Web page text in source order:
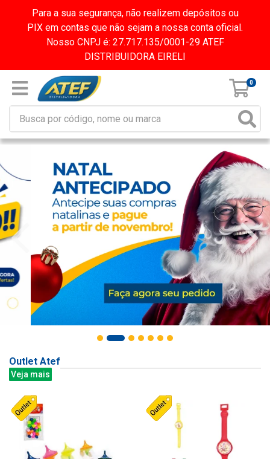
Para a sua segurança, não realizem depósitos ou
PIX em contas que não sejam a nossa conta oficial.
Nosso CNPJ é: 27.717.135/0001-29 ATEF
DISTRIBUIDORA EIRELI
0
Outlet Atef
Veja mais